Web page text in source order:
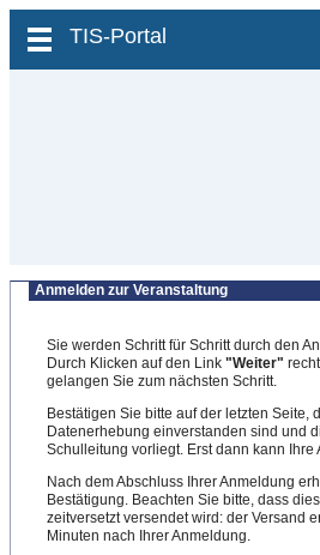
zum Inhalt wechseln
TIS-Portal
Anmelden zur Veranstaltung
Sie werden Schritt für Schritt durch den
Durch Klicken auf den Link "Weiter"
gelangen Sie zum nächsten Schritt.
Bestätigen Sie bitte auf der letzten Seite,
Datenerhebung einverstanden sind und
Schulleitung vorliegt. Erst dann kann
Nach dem Abschluss Ihrer Anmeldung
Bestätigung. Beachten Sie bitte, dass
zeitversetzt versendet wird: der Versand
Minuten nach Ihrer Anmeldung.